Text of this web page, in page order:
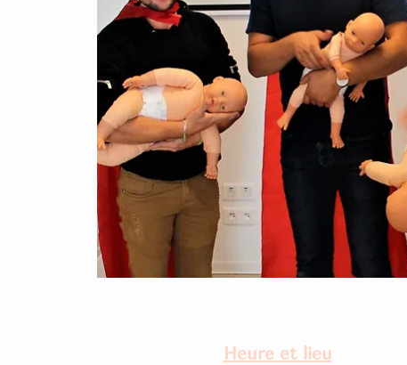
Heure et lieu